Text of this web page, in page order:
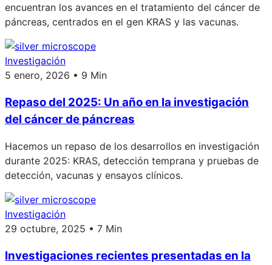
encuentran los avances en el tratamiento del cáncer de
páncreas, centrados en el gen KRAS y las vacunas.
Investigación
5 enero, 2026 • 9 Min
Repaso del 2025: Un año en la investigación
del cáncer de páncreas
Hacemos un repaso de los desarrollos en investigación
durante 2025: KRAS, detección temprana y pruebas de
detección, vacunas y ensayos clínicos.
Investigación
29 octubre, 2025 • 7 Min
Investigaciones recientes presentadas en la